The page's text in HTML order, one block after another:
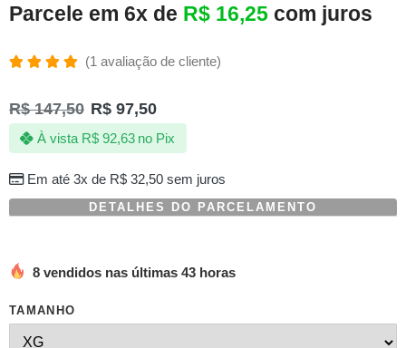
Parcele em 6x de R$ 16,25 com juros
5.00de 5,
com
baseado
em
de
cliente
(1 avaliação de cliente)
R$147,50 R$ 97,50
Em até 3x de R$32,50sem juros
À vista R$92,63 no Pix
DETALHES DO PARCELAMENTO
8 vendidos nas últimas 43 horas
TAMANHO